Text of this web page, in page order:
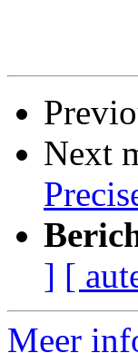
Next
] [
Meer